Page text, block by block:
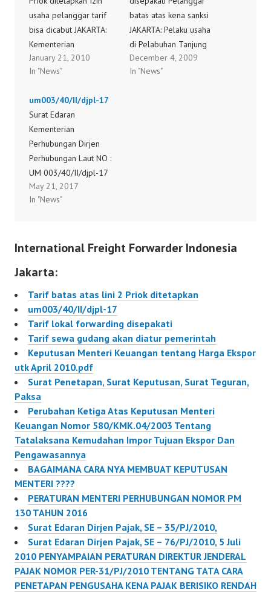
usaha pelanggar tarif
bisa dicabut JAKARTA:
Kementerian
Perhubungan akhirnya
menetapkan besaran
atas pelayanan barang
di lini 2 Pelabuhan
Tanjung Priok setelah
disepakati oleh
penyedia dan pemakai
jasa. Sekretaris
Direktorat Jenderal
Perhubungan Laut
komponen tarif…
January 21, 2010
In "News"
batas atas kena sanksi
JAKARTA: Pelaku usaha
di Pelabuhan Tanjung
Priok akhirnya
menyepakati batas atas
mencakup penetapan
December 4, 2009
In "News"
um003/40/II/djpl-17
Surat Edaran
Kementerian
Perhubungan Dirjen
Perhubungan Laut NO :
UM 003/40/II/djpl-17
PENERAPAN JAMINAN
KONTAINER
May 21, 2017
In "News"
International Freight Forwarder Indonesia
Jakarta:
Tarif batas atas lini 2 Priok ditetapkan
um003/40/II/djpl-17
Tarif lokal forwarding disepakati
Tarif sewa gudang akan diatur pemerintah
Keputusan Menteri Keuangan tentang Harga Ekspor
utk April 2010.pdf
Surat Penetapan, Surat Keputusan, Surat Teguran,
Paksa
Perubahan Ketiga Atas Keputusan Menteri
Keuangan Nomor 580/KMK.04/2003 Tentang
Tatalaksana Kemudahan Impor Tujuan Ekspor Dan
Pengawasannya
BAGAIMANA CARA NYA MEMBUAT KEPUTUSAN
MENTERI ????
PERATURAN MENTERI PERHUBUNGAN NOMOR PM
130 TAHUN 2016
Surat Edaran Dirjen Pajak, SE – 35/PJ/2010,
Surat Edaran Dirjen Pajak, SE – 76/PJ/2010, 5 Juli
2010 PENYAMPAIAN PERATURAN DIREKTUR JENDERAL
PAJAK NOMOR PER-31/PJ/2010 TENTANG TATA CARA
PENETAPAN PENGUSAHA KENA PAJAK BERISIKO RENDAH